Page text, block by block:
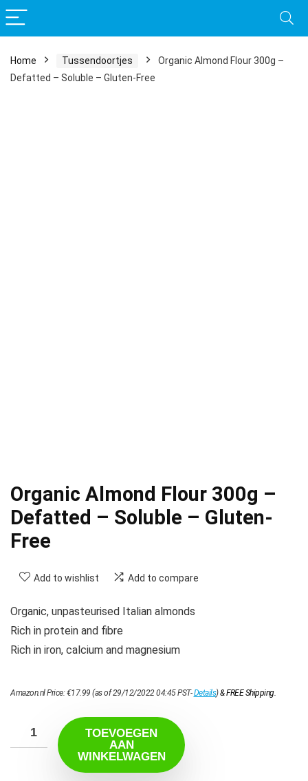
Home Tussendoortjes
Organic Almond Flour 300g –
Defatted – Soluble – Gluten-Free
Organic Almond Flour 300g –
Defatted – Soluble – Gluten-
Free
Add to wishlist Add to compare
Organic, unpasteurised Italian almonds
Rich in protein and fibre
Rich in iron, calcium and magnesium
Amazon.nl Price:€17.99 (as of 29/12/2022 04:45 PST-Details)&FREE Shipping.
TOEVOEGEN
AAN
WINKELWAGEN